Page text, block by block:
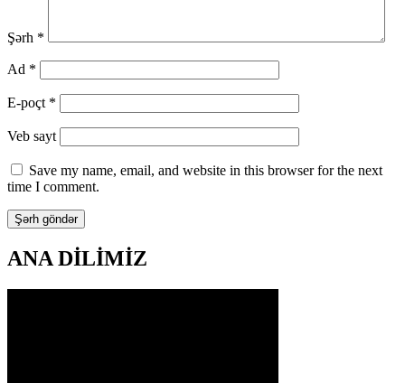
Şərh *
Ad *
E-poçt *
Veb sayt
Save my name, email, and website in this browser for the next
time I comment.
ANA DİLİMİZ